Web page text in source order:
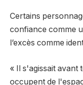
Certains
confiance comme
l’excès comme
« Il s'agissait avant
occupent de